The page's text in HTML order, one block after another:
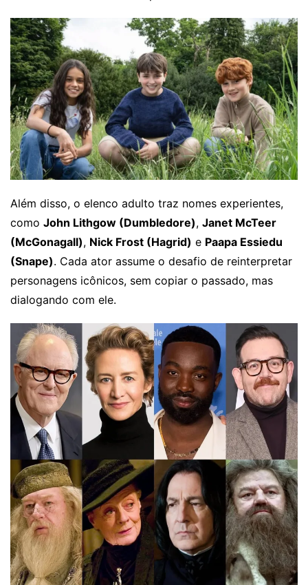
Além disso, o elenco adulto traz nomes experientes,
como John Lithgow (Dumbledore), Janet McTeer
(McGonagall), Nick Frost (Hagrid) e Paapa Essiedu
(Snape). Cada ator assume o desafio de reinterpretar
personagens icônicos, sem copiar o passado, mas
dialogando com ele.